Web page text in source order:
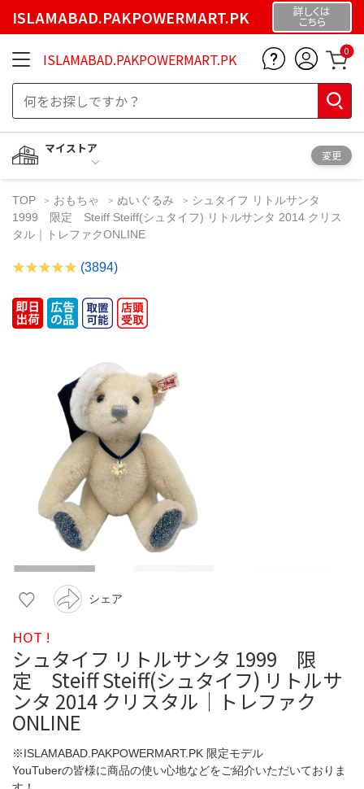
ISLAMABAD.PAKPOWERMART.PK 詳しくは
こちら
ISLAMABAD.PAKPOWERMART.PK 0
マイストア
変更
TOP おもちゃ ぬいぐるみ
シュタイフ リトルサンタ
1999 限定 Steiff Steiff(シュタイフ) リトルサンタ 2014 クリス
タル｜トレファクONLINE
(3894)
シェア
HOT !
シュタイフ リトルサンタ 1999 限
定 Steiff Steiff(シュタイフ) リトルサ
ンタ 2014 クリスタル｜トレファク
ONLINE
※ISLAMABAD.PAKPOWERMART.PK 限定モデル
YouTuberの皆様に商品の使い心地などをご紹介いただいておりま